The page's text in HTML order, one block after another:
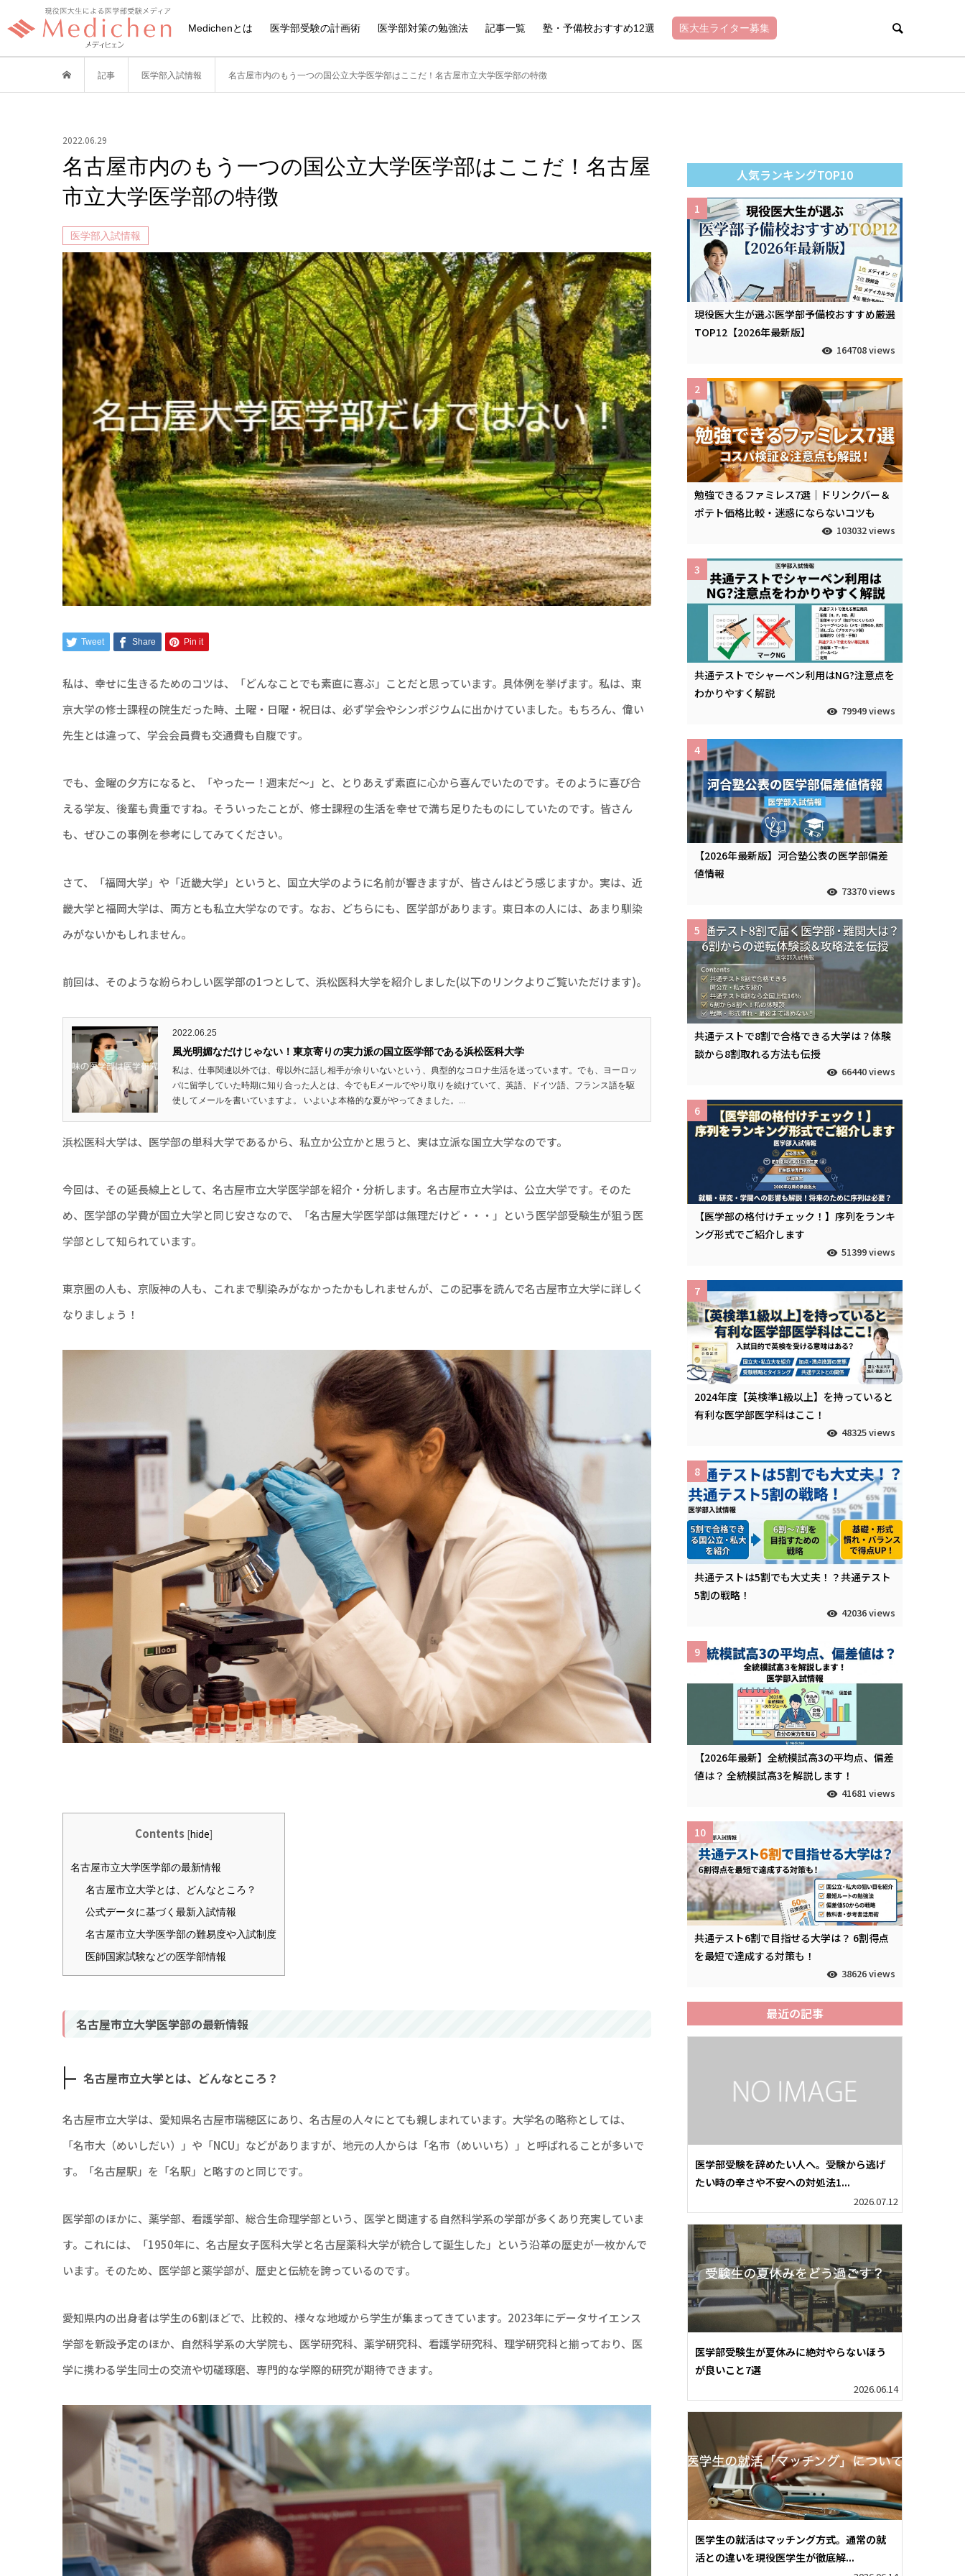
Medichenとは 医学部受験の計画術 医学部対策の勉強法 記事一覧 塾・予備校おすすめ12選 医大生ライター募集
記事 医学部入試情報 名古屋市内のもう一つの国公立大学医学部はここだ！名古屋市立大学医学部の特徴
2022.06.29
名古屋市内のもう一つの国公立大学医学部はここだ！名古屋
市立大学医学部の特徴
医学部入試情報
Tweet Share Pin it
私は、幸せに生きるためのコツは、「どんなことでも素直に喜ぶ」ことだと思っています。具体例を挙げます。私は、東
京大学の修士課程の院生だった時、土曜・日曜・祝日は、必ず学会やシンポジウムに出かけていました。もちろん、偉い
先生とは違って、学会会員費も交通費も自腹です。
でも、金曜の夕方になると、「やったー！週末だ～」と、とりあえず素直に心から喜んでいたのです。そのように喜び合
える学友、後輩も貴重ですね。そういったことが、修士課程の生活を幸せで満ち足りたものにしていたのです。皆さん
も、ぜひこの事例を参考にしてみてください。
さて、「福岡大学」や「近畿大学」というと、国立大学のように名前が響きますが、皆さんはどう感じますか。実は、近
畿大学と福岡大学は、両方とも私立大学なのです。なお、どちらにも、医学部があります。東日本の人には、あまり馴染
みがないかもしれません。
前回は、そのような紛らわしい医学部の1つとして、浜松医科大学を紹介しました(以下のリンクよりご覧いただけます)。
2022.06.25
風光明媚なだけじゃない！東京寄りの実力派の国立医学部である浜松医科大学
私は、仕事関連以外では、母以外に話し相手が余りいないという、典型的なコロナ生活を送っています。でも、ヨーロッ
パに留学していた時期に知り合った人とは、今でもEメールでやり取りを続けていて、英語、ドイツ語、フランス語を駆
使してメールを書いていますよ。 いよいよ本格的な夏がやってきました。...
浜松医科大学は、医学部の単科大学であるから、私立か公立かと思うと、実は立派な国立大学なのです。
今回は、その延長線上として、名古屋市立大学医学部を紹介・分析します。名古屋市立大学は、公立大学です。そのた
め、医学部の学費が国立大学と同じ安さなので、「名古屋大学医学部は無理だけど・・・」という医学部受験生が狙う医
学部として知られています。
東京圏の人も、京阪神の人も、これまで馴染みがなかったかもしれませんが、この記事を読んで名古屋市立大学に詳しく
なりましょう！
Contents [hide]
名古屋市立大学医学部の最新情報
名古屋市立大学とは、どんなところ？
公式データに基づく最新入試情報
名古屋市立大学医学部の難易度や入試制度
医師国家試験などの医学部情報
名古屋市立大学医学部の最新情報
名古屋市立大学とは、どんなところ？
名古屋市立大学は、愛知県名古屋市瑞穂区にあり、名古屋の人々にとても親しまれています。大学名の略称としては、
「名市大（めいしだい）」や「NCU」などがありますが、地元の人からは「名市（めいいち）」と呼ばれることが多いで
す。「名古屋駅」を「名駅」と略すのと同じです。
医学部のほかに、薬学部、看護学部、総合生命理学部という、医学と関連する自然科学系の学部が多くあり充実していま
す。これには、「1950年に、名古屋女子医科大学と名古屋薬科大学が統合して誕生した」という沿革の歴史が一枚かんで
います。そのため、医学部と薬学部が、歴史と伝統を誇っているのです。
愛知県内の出身者は学生の6割ほどで、比較的、様々な地域から学生が集まってきています。2023年にデータサイエンス
学部を新設予定のほか、自然科学系の大学院も、医学研究科、薬学研究科、看護学研究科、理学研究科と揃っており、医
学に携わる学生同士の交流や切磋琢磨、専門的な学際的研究が期待できます。
人気ランキングTOP10
現役医大生が選ぶ医学部予備校おすすめ厳選
TOP12【2026年最新版】
164708 views
1
勉強できるファミレス7選｜ドリンクバー＆
ポテト価格比較・迷惑にならないコツも
103032 views
2
共通テストでシャーペン利用はNG?注意点を
わかりやすく解説
79949 views
3
【2026年最新版】河合塾公表の医学部偏差
値情報
73370 views
4
共通テストで8割で合格できる大学は？体験
談から8割取れる方法も伝授
66440 views
5
【医学部の格付けチェック！】序列をランキ
ング形式でご紹介します
51399 views
6
2024年度【英検準1級以上】を持っていると
有利な医学部医学科はここ！
48325 views
7
共通テストは5割でも大丈夫！？共通テスト
5割の戦略！
42036 views
8
【2026年最新】全統模試高3の平均点、偏差
値は？ 全統模試高3を解説します！
41681 views
9
共通テスト6割で目指せる大学は？ 6割得点
を最短で達成する対策も！
38626 views
10
最近の記事
医学部受験を辞めたい人へ。受験から逃げ
たい時の辛さや不安への対処法1...
2026.07.12
医学部受験生が夏休みに絶対やらないほう
が良いこと7選
2026.06.14
医学生の就活はマッチング方式。通常の就
活との違いを現役医学生が徹底解...